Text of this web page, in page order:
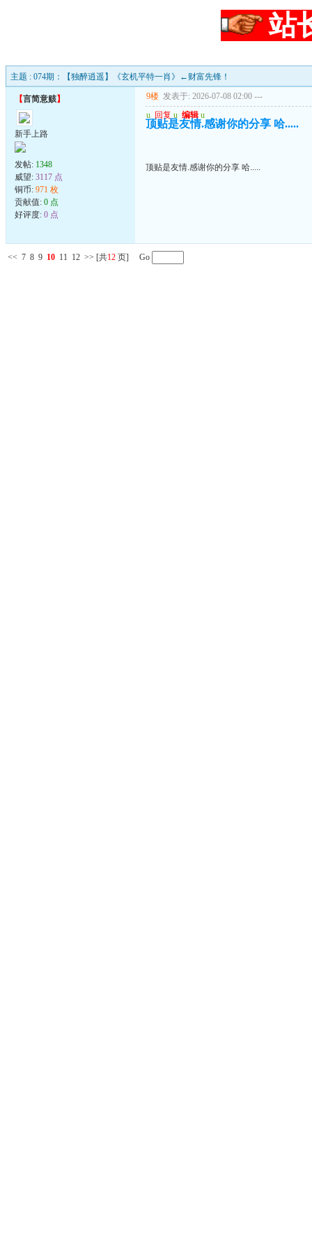
站
主题 : 074期：【独醉逍遥】《玄机平特一肖》←财富先锋！
【言简意赅】
新手上路
发帖: 1348
威望: 3117 点
铜币: 971 枚
贡献值: 0 点
好评度: 0 点
9楼 发表于: 2026-07-08 02:00 ---
u 回复 u 编辑 u
顶贴是友情.感谢你的分享 哈.....
顶贴是友情.感谢你的分享 哈.....
<< 7 8 9 10 11 12 >> [共12 页] Go